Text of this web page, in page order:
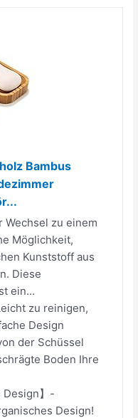
Bambus
Wechsel zu einem
Möglichkeit,
Kunststoff aus
Diese
ein...
zu reinigen,
Design
der Schüssel
Boden Ihre
Design】-
Design!